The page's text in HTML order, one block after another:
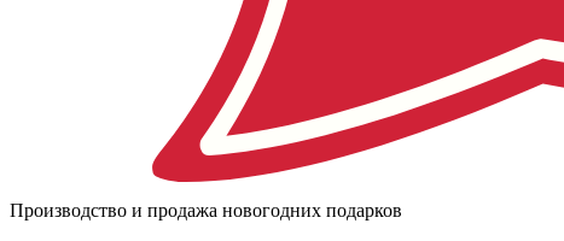
Производство и продажа новогодних подарков